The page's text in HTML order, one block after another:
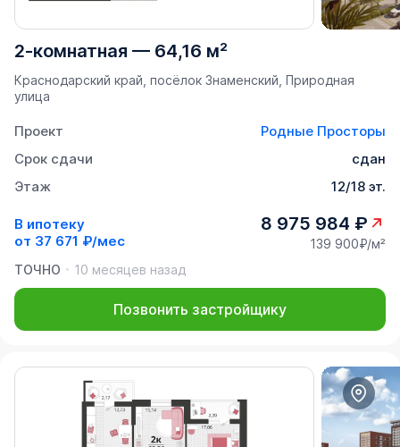
2-комнатная — 64,16 м²
Краснодарский край, посёлок Знаменский, Природная
улица
Проект
Родные Просторы
Срок сдачи
сдан
Этаж
12/18 эт.
В ипотеку
от 37 671 ₽/мес
8 975 984 ₽
139 900₽/м²
ТОЧНО
10 месяцев назад
Позвонить застройщику